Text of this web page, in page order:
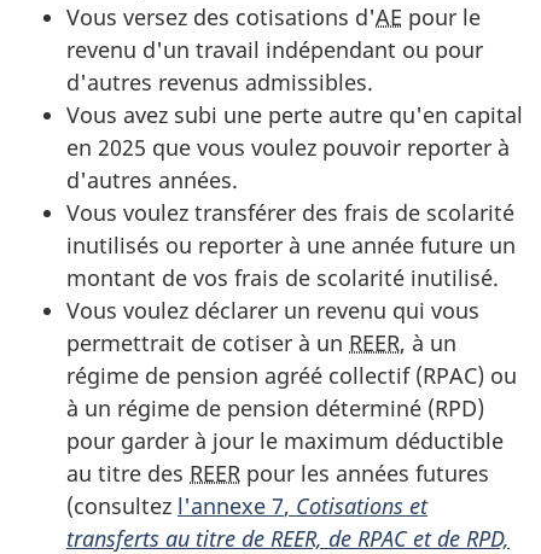
Vous versez des cotisations d'AE pour le
revenu d'un travail indépendant ou pour
d'autres revenus admissibles.
Vous avez subi une perte autre qu'en capital
en 2025 que vous voulez pouvoir reporter à
d'autres années.
Vous voulez transférer des frais de scolarité
inutilisés ou reporter à une année future un
montant de vos frais de scolarité inutilisé.
Vous voulez déclarer un revenu qui vous
permettrait de cotiser à un REER, à un
régime de pension agréé collectif (RPAC) ou
à un régime de pension déterminé (RPD)
pour garder à jour le maximum déductible
au titre des REER pour les années futures
(consultez l'annexe 7, Cotisations et
transferts au titre de REER, de RPAC et de RPD,